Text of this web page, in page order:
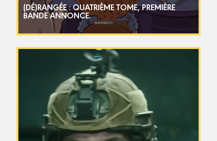
(DÉ)RANGÉE : QUATRIÈME TOME, PREMIÈRE
BANDE ANNONCE.